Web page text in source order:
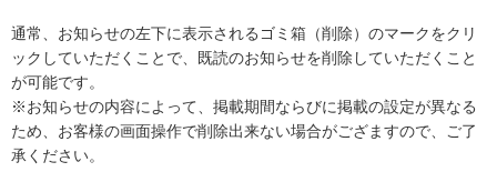
通常、お知らせの左下に表示されるゴミ箱（削除）のマークをクリ
ックしていただくことで、既読のお知らせを削除していただくこと
が可能です。
※お知らせの内容によって、掲載期間ならびに掲載の設定が異なる
ため、お客様の画面操作で削除出来ない場合がござますので、ご了
承ください。